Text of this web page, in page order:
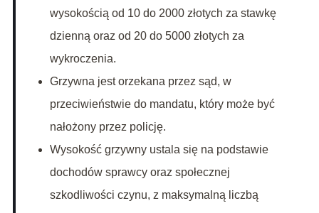
wysokością od 10 do 2000 złotych za stawkę
dzienną oraz od 20 do 5000 złotych za
wykroczenia.
Grzywna jest orzekana przez sąd, w
przeciwieństwie do mandatu, który może być
nałożony przez policję.
Wysokość grzywny ustala się na podstawie
dochodów sprawcy oraz społecznej
szkodliwości czynu, z maksymalną liczbą